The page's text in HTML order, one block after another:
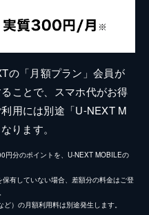
の「月額プラン」会員が
ことで、スマホ代がお得
用には別途「U-NEXT M
ります。
円分のポイントを、U-NEXT MOBILEの
有していない場合、差額分の料金はご登
）の月額利用料は別途発生します。